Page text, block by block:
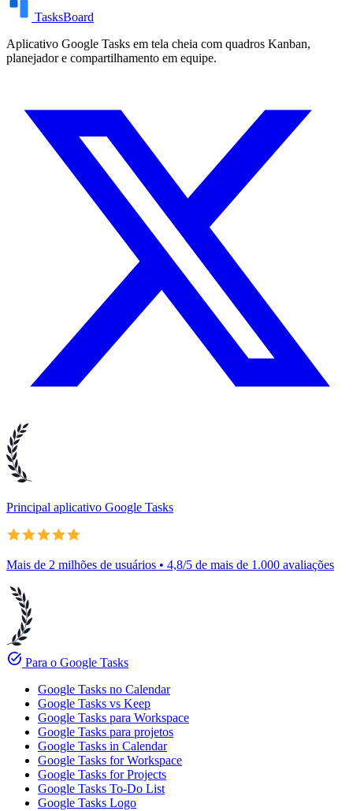
TasksBoard
Aplicativo Google Tasks em tela cheia com quadros Kanban,
planejador e compartilhamento em equipe.
Principal aplicativo Google Tasks
Mais de 2 milhões de usuários • 4,8/5 de mais de 1.000 avaliações
task_alt Para o Google Tasks
Google Tasks no Calendar
Google Tasks vs Keep
Google Tasks para Workspace
Google Tasks para projetos
Google Tasks in Calendar
Google Tasks for Workspace
Google Tasks for Projects
Google Tasks To-Do List
Google Tasks Logo